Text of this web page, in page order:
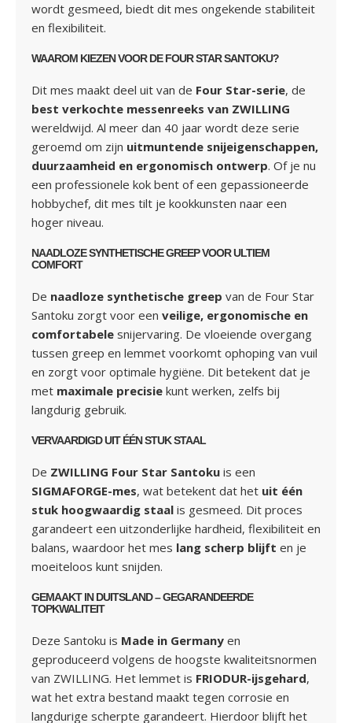
wordt gesmeed, biedt dit mes ongekende stabiliteit
en flexibiliteit.
WAAROM KIEZEN VOOR DE FOUR STAR SANTOKU?
Dit mes maakt deel uit van de Four Star-serie, de
best verkochte messenreeks van ZWILLING
wereldwijd. Al meer dan 40 jaar wordt deze serie
geroemd om zijn uitmuntende snijeigenschappen,
duurzaamheid en ergonomisch ontwerp. Of je nu
een professionele kok bent of een gepassioneerde
hobbychef, dit mes tilt je kookkunsten naar een
hoger niveau.
NAADLOZE SYNTHETISCHE GREEP VOOR ULTIEM
COMFORT
De naadloze synthetische greep van de Four Star
Santoku zorgt voor een veilige, ergonomische en
comfortabele snijervaring. De vloeiende overgang
tussen greep en lemmet voorkomt ophoping van vuil
en zorgt voor optimale hygiëne. Dit betekent dat je
met maximale precisie kunt werken, zelfs bij
langdurig gebruik.
VERVAARDIGD UIT ÉÉN STUK STAAL
De ZWILLING Four Star Santoku is een
SIGMAFORGE-mes, wat betekent dat het uit één
stuk hoogwaardig staal is gesmeed. Dit proces
garandeert een uitzonderlijke hardheid, flexibiliteit en
balans, waardoor het mes lang scherp blijft en je
moeiteloos kunt snijden.
GEMAAKT IN DUITSLAND – GEGARANDEERDE
TOPKWALITEIT
Deze Santoku is Made in Germany en
geproduceerd volgens de hoogste kwaliteitsnormen
van ZWILLING. Het lemmet is FRIODUR-ijsgehard,
wat het extra bestand maakt tegen corrosie en
langdurige scherpte garandeert. Hierdoor blijft het